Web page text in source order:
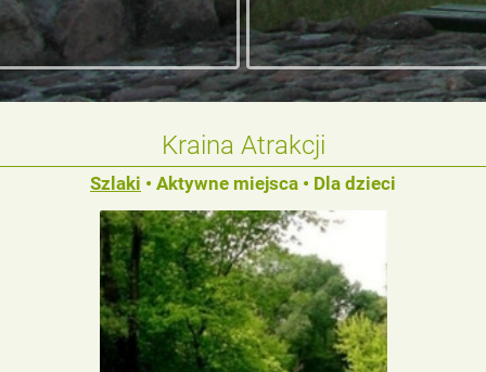
Kraina Atrakcji
Szlaki • Aktywne miejsca • Dla dzieci